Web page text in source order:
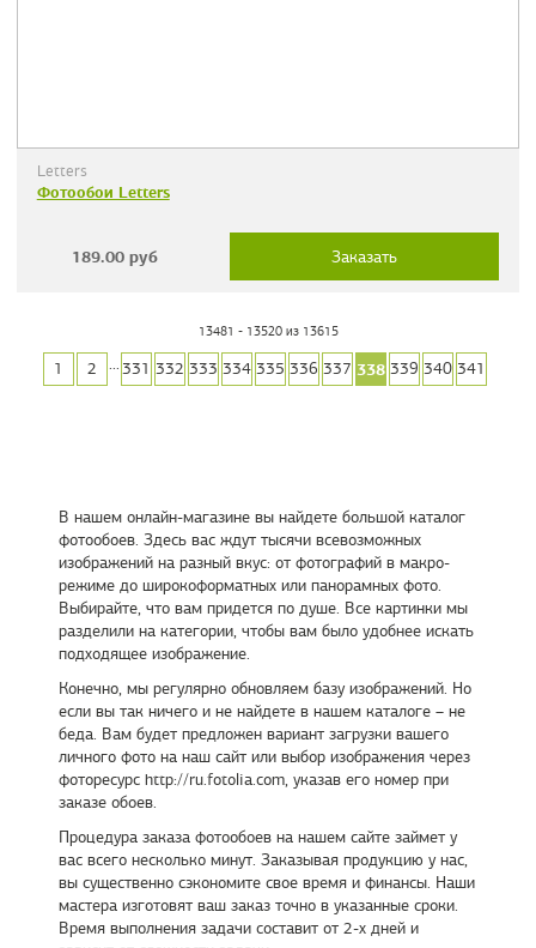
Letters
Фотообои Letters
189.00 руб Заказать
13481 - 13520 из 13615
1 2 ...331 332 333 334 335 336 337 338 339 340 341
В нашем онлайн-магазине вы найдете большой каталог
фотообоев. Здесь вас ждут тысячи всевозможных
изображений на разный вкус: от фотографий в макро-
режиме до широкоформатных или панорамных фото.
Выбирайте, что вам придется по душе. Все картинки мы
разделили на категории, чтобы вам было удобнее искать
подходящее изображение.
Конечно, мы регулярно обновляем базу изображений. Но
если вы так ничего и не найдете в нашем каталоге – не
беда. Вам будет предложен вариант загрузки вашего
личного фото на наш сайт или выбор изображения через
фоторесурс http://ru.fotolia.com, указав его номер при
заказе обоев.
Процедура заказа фотообоев на нашем сайте займет у
вас всего несколько минут. Заказывая продукцию у нас,
вы существенно сэкономите свое время и финансы. Наши
мастера изготовят ваш заказ точно в указанные сроки.
Время выполнения задачи составит от 2-х дней и